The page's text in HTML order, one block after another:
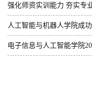
人...
强化师资实训能力 夯实专
基...
人工智能与机器人学院成
践...
电子信息与人工智能学院